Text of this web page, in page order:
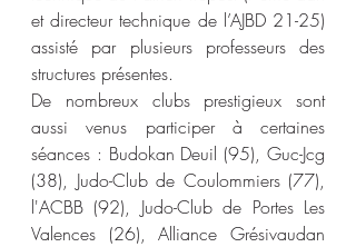
et directeur technique de l’AJBD 21-25)
assisté par plusieurs professeurs des
structures présentes.
De nombreux clubs prestigieux sont
aussi venus participer à certaines
séances : Budokan Deuil (95), Guc-Jcg
(38), Judo-Club de Coulommiers (77),
l'ACBB (92), Judo-Club de Portes Les
Valences (26), Alliance Grésivaudan